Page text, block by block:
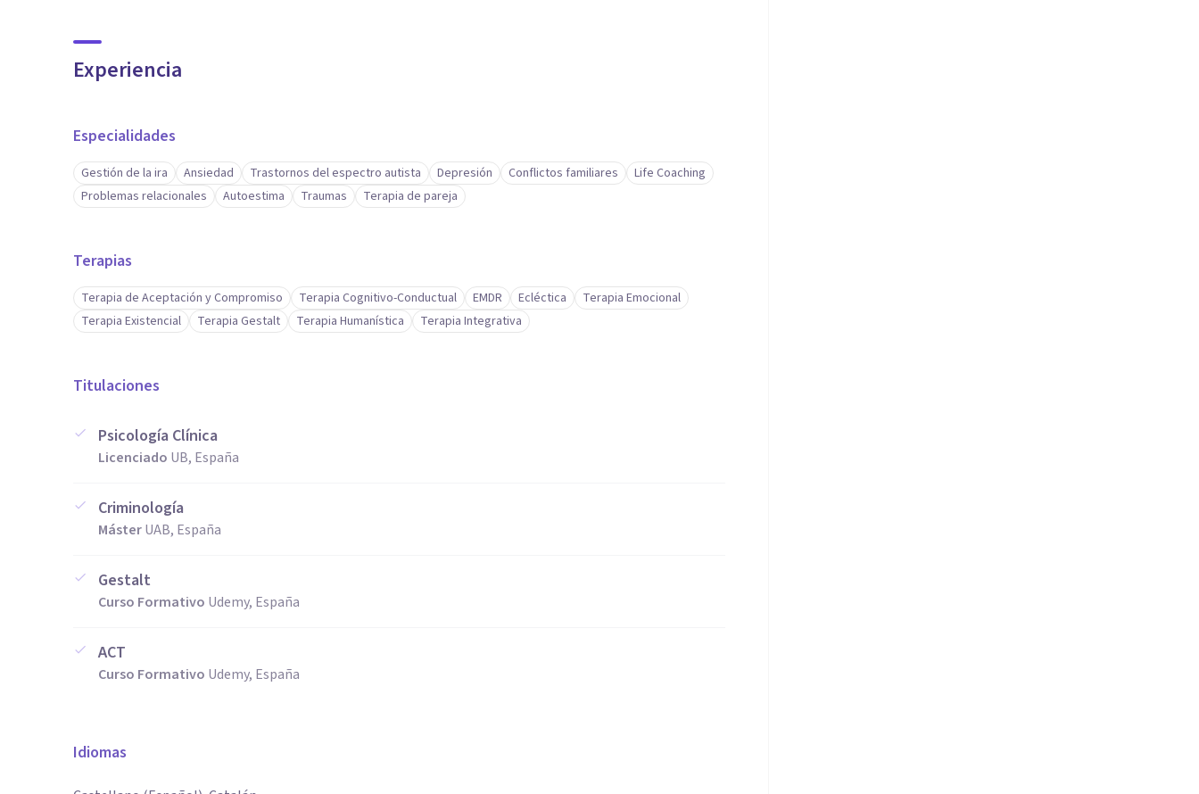
Experiencia
Especialidades
Gestión de la ira Ansiedad Trastornos del espectro autista Depresión Conflictos familiares
Life Coaching
Problemas relacionales
Autoestima Traumas Terapia de pareja
Terapias
Terapia de Aceptación y Compromiso Terapia Cognitivo-Conductual EMDR Ecléctica
Terapia Emocional
Terapia Existencial
Terapia Gestalt Terapia Humanística Terapia Integrativa
Titulaciones
Psicología Clínica
Licenciado UB, España
Criminología
MásterUAB, España
Gestalt
Curso Formativo Udemy, España
ACT
Curso Formativo Udemy, España
Idiomas